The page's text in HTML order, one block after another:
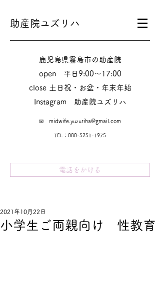
助産院ユズリハ
鹿児島県霧島市の助産院
​​open 平日9:00～17:00
close 土日祝・お盆・年末年始
Instagram​ 助産院ユズリハ
✉ midwife.yuzuriha@gmail.com
TEL：080-5251-1975
電話をかける
小学生ご両親向け 性教育
2021年10月22日